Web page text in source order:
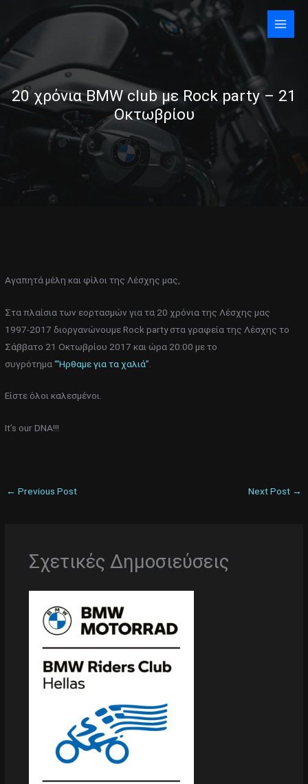
content
20 χρόνια BMW club με Rock party – 21
Οκτωβρίου
Αγαπητά μέλη και φίλοι της Λέσχης μας,
Στα πλαίσια των εορτασμών για τα 20 χρόνια της Λέσχης μας
1997-2017 διοργανώνουμε Rock party στα γραφεία της Λέσχης το
Σάββατο 21 Οκτωβρίου 2017 και ώρα 20:00 με το
συγρότημα“‘Ηρθαμε για τα χαλιά”
Είστε όλοι καλεσμένοι.
It’s our DNA!!!
← Previous Post Next Post →
Σχετικές Δημοσιεύσεις